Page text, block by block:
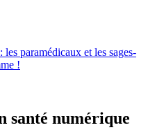
paramédicaux et les sages-
!
santé numérique